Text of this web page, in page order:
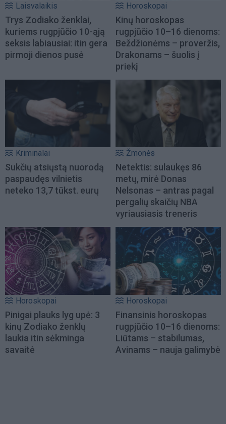
Laisvalaikis
Trys Zodiako ženklai,
kuriems rugpjūčio 10-ąją
seksis labiausiai: itin gera
pirmoji dienos pusė
Horoskopai
Kinų horoskopas
rugpjūčio 10–16 dienoms:
Beždžionėms – proveržis,
Drakonams – šuolis į
priekį
Kriminalai
Sukčių atsiųstą nuorodą
paspaudęs vilnietis
neteko 13,7 tūkst. eurų
Žmonės
Netektis: sulaukęs 86
metų, mirė Donas
Nelsonas – antras pagal
pergalių skaičių NBA
vyriausiasis treneris
Horoskopai
Pinigai plauks lyg upė: 3
kinų Zodiako ženklų
laukia itin sėkminga
savaitė
Horoskopai
Finansinis horoskopas
rugpjūčio 10–16 dienoms:
Liūtams – stabilumas,
Avinams – nauja galimybė